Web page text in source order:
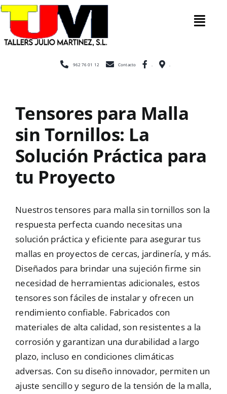
Saltar
contenido
Inicio
Construcción
Cerramientos
Escaleras
Mallas
Noticias
Contacto
962 76 01 12 Contacto
Tensores para Malla
sin Tornillos: La
Solución Práctica para
tu Proyecto
Nuestros tensores para malla sin tornillos son la
respuesta perfecta cuando necesitas una
solución práctica y eficiente para asegurar tus
mallas en proyectos de cercas, jardinería, y más.
Diseñados para brindar una sujeción firme sin
necesidad de herramientas adicionales, estos
tensores son fáciles de instalar y ofrecen un
rendimiento confiable. Fabricados con
materiales de alta calidad, son resistentes a la
corrosión y garantizan una durabilidad a largo
plazo, incluso en condiciones climáticas
adversas. Con su diseño innovador, permiten un
ajuste sencillo y seguro de la tensión de la malla,